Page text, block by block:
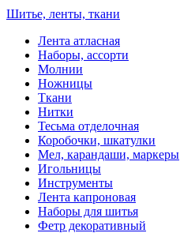
Шитье, ленты, ткани
Лента атласная
Наборы, ассорти
Молнии
Ножницы
Ткани
Нитки
Тесьма отделочная
Коробочки, шкатулки
Мел, карандаши, маркеры
Игольницы
Инструменты
Лента капроновая
Наборы для шитья
Фетр декоративный